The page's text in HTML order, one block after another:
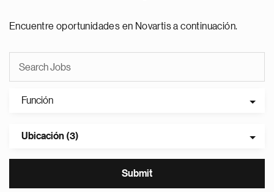
Encuentre oportunidades en Novartis a continuación.
Función
Ubicación (3)